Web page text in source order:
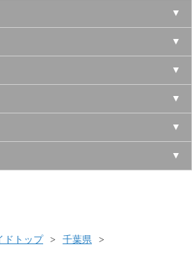
ドトップ
千葉県